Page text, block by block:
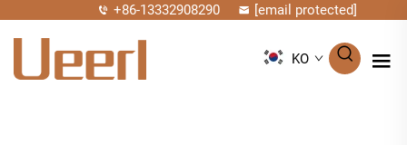
+86-13332908290 [email protected]
KO